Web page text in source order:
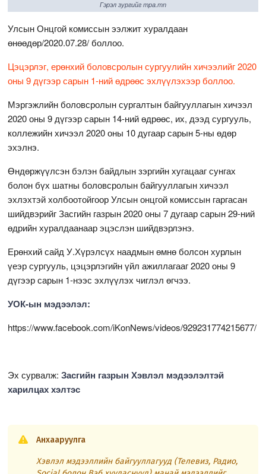
Гэрэл зургийг mpa.mn
Улсын Онцгой комиссын ээлжит хуралдаан
өнөөдөр/2020.07.28/ боллоо.
Цэцэрлэг, ерөнхий боловсролын сургуулийн хичээлийг 2020
оны 9 дүгээр сарын 1-ний өдрөөс эхлүүлэхээр боллоо.
Мэргэжлийн боловсролын сургалтын байгууллагын хичээл
2020 оны 9 дүгээр сарын 14-ний өдрөөс, их, дээд сургууль,
коллежийн хичээл 2020 оны 10 дугаар сарын 5-ны өдөр
эхэлнэ.
Өндөржүүлсэн бэлэн байдлын зэргийн хугацааг сунгах
болон бүх шатны боловсролын байгууллагын хичээл
эхлэхтэй холбоотойгоор Улсын онцгой комиссын гаргасан
шийдвэрийг Засгийн газрын 2020 оны 7 дугаар сарын 29-ний
өдрийн хуралдаанаар эцэслэн шийдвэрлэнэ.
Ерөнхий сайд У.Хүрэлсүх наадмын өмнө болсон хурлын
үеэр сургууль, цэцэрлэгийн үйл ажиллагааг 2020 оны 9
дүгээр сарын 1-нээс эхлүүлэх чиглэл өгчээ.
УОК-ын мэдээлэл:
https://www.facebook.com/iKonNews/videos/929231774215677/
Эх сурвалж:Засгийн газрын Хэвлэл мэдээлэлтэй
харилцах хэлтэс
Анхааруулга
Хэвлэл мэдээллийн байгууллагууд (Телевиз, Радио,